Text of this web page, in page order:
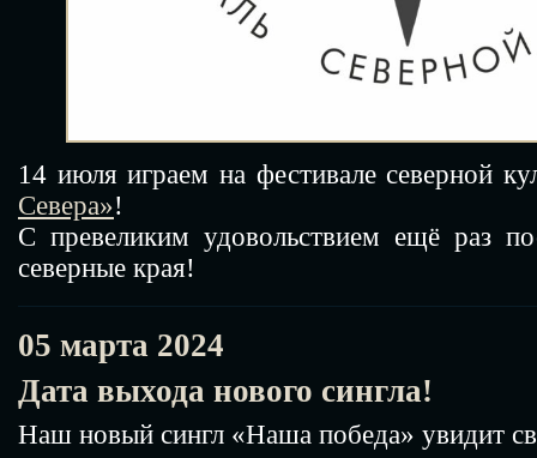
14 июля играем на фестивале северной
Севера»!
С превеликим удовольствием ещё раз
северные края!
05 марта 2024
Дата выхода нового сингла!
Наш новый сингл «Наша победа» увидит